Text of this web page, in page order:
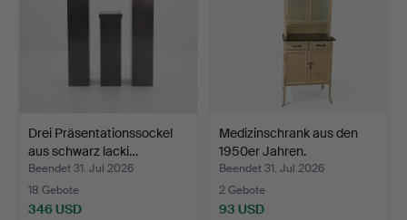
Drei Präsentationssockel
aus schwarz lacki…
Beendet 31. Jul 2026
18 Gebote
346 USD
Medizinschrank aus den
1950er Jahren.
Beendet 31. Jul 2026
2 Gebote
93 USD